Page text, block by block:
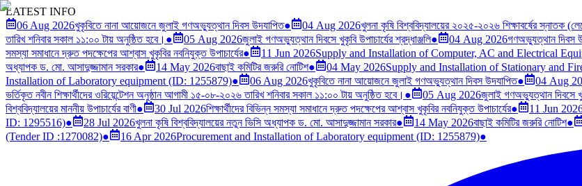
LATEST INFO
06 Aug 2026খুকৃবিতে নানা আয়োজনে জুলাই গণঅভ্যুত্থান দিবস উদযাপিত● 04 Aug 2026খুলনা কৃষি বিশ্ববিদ্যালয়ের ২০২৫-২০২৬ শিক্ষাবর্ষের স্নাতক
তারিখ শনিবার সকাল ১১:০০ টায় অনুষ্ঠিত হবে। ● 05 Aug 2026জুলাই গণঅভ্যুত্থান দিবসে খুকৃবি উপাচার্যের শ্রদ্ধাঞ্জলি● 04 Aug 2026গণঅভ্যুত্থান দিবস
সমস্যা সমাধানে দ্রুত পদক্ষেপের আশ্বাস খুকৃবির নবনিযুক্ত উপাচার্যের● 11 Jun 2026Supply and Installation of Computer, AC and Electrical
অধ্যাপক ড. মো. আসাদুজ্জামান সরকার● 14 May 2026বাছাই কমিটির জরুরি নোটিশ● 04 May 2026Supply and Installation of Stationary and
Installation of Laboratory equipment (ID: 1255879)● 06 Aug 2026খুকৃবিতে নানা আয়োজনে জুলাই গণঅভ্যুত্থান দিবস উদযাপিত● 04 Aug
ভর্তিকৃত নবীন শিক্ষার্থীদের ওরিয়েন্টেশন অনুষ্ঠান আগামী ১৫-০৮-২০২৬ তারিখ শনিবার সকাল ১১:০০ টায় অনুষ্ঠিত হবে। ● 05 Aug 2026জুলাই গণঅভ্যুত্থান দিবসে
বিশ্ববিদ্যালয়ের মাননীয় উপাচার্যের বাণী● 30 Jul 2026শিক্ষার্থীদের বিভিন্ন সমস্যা সমাধানে দ্রুত পদক্ষেপের আশ্বাস খুকৃবির নবনিযুক্ত উপাচার্যের● 11 Jun
ID: 1295516)● 28 Jul 2026খুলনা কৃষি বিশ্ববিদ্যালয়ের নতুন ভিসি অধ্যাপক ড. মো. আসাদুজ্জামান সরকার● 14 May 2026বাছাই কমিটির জরুরি নোটিশ●
(Tender ID :1270082)● 16 Apr 2026Procurement and Installation of Laboratory equipment (ID: 1255879)●